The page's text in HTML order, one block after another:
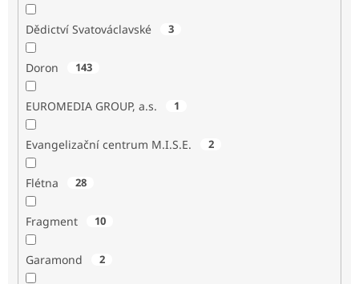
Dědictví Svatováclavské 3
Doron 143
EUROMEDIA GROUP, a.s. 1
Evangelizační centrum M.I.S.E. 2
Flétna 28
Fragment 10
Garamond 2